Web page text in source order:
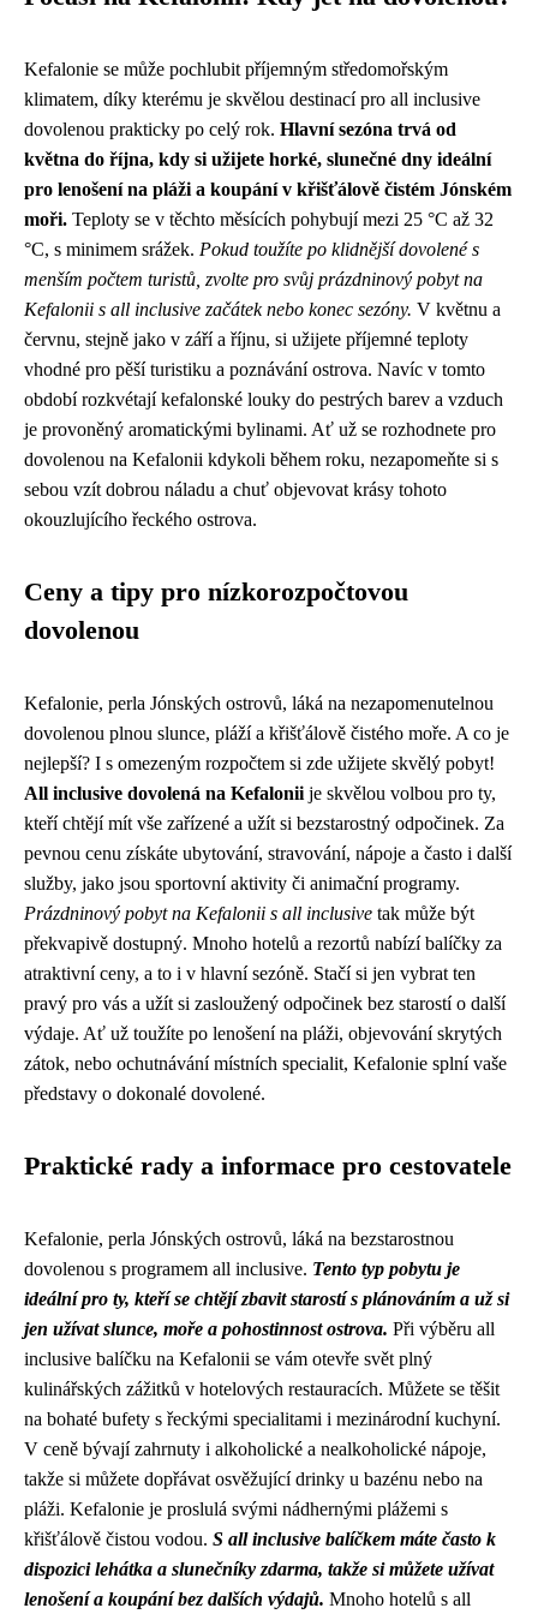
Kefalonie se může pochlubit příjemným středomořským
klimatem, díky kterému je skvělou destinací pro all inclusive
dovolenou prakticky po celý rok. Hlavní sezóna trvá od
května do října, kdy si užijete horké, slunečné dny ideální
pro lenošení na pláži a koupání v křišťálově čistém Jónském
moři. Teploty se v těchto měsících pohybují mezi 25 °C až 32
°C, s minimem srážek. Pokud toužíte po klidnější dovolené s
menším počtem turistů, zvolte pro svůj prázdninový pobyt na
Kefalonii s all inclusive začátek nebo konec sezóny. V květnu a
červnu, stejně jako v září a říjnu, si užijete příjemné teploty
vhodné pro pěší turistiku a poznávání ostrova. Navíc v tomto
období rozkvétají kefalonské louky do pestrých barev a vzduch
je provoněný aromatickými bylinami. Ať už se rozhodnete pro
dovolenou na Kefalonii kdykoli během roku, nezapomeňte si s
sebou vzít dobrou náladu a chuť objevovat krásy tohoto
okouzlujícího řeckého ostrova.
Ceny a tipy pro nízkorozpočtovou
dovolenou
Kefalonie, perla Jónských ostrovů, láká na nezapomenutelnou
dovolenou plnou slunce, pláží a křišťálově čistého moře. A co je
nejlepší? I s omezeným rozpočtem si zde užijete skvělý pobyt!
All inclusive dovolená na Kefalonii je skvělou volbou pro ty,
kteří chtějí mít vše zařízené a užít si bezstarostný odpočinek. Za
pevnou cenu získáte ubytování, stravování, nápoje a často i další
služby, jako jsou sportovní aktivity či animační programy.
Prázdninový pobyt na Kefalonii s all inclusive tak může být
překvapivě dostupný. Mnoho hotelů a rezortů nabízí balíčky za
atraktivní ceny, a to i v hlavní sezóně. Stačí si jen vybrat ten
pravý pro vás a užít si zasloužený odpočinek bez starostí o další
výdaje. Ať už toužíte po lenošení na pláži, objevování skrytých
zátok, nebo ochutnávání místních specialit, Kefalonie splní vaše
představy o dokonalé dovolené.
Praktické rady a informace pro cestovatele
Kefalonie, perla Jónských ostrovů, láká na bezstarostnou
dovolenou s programem all inclusive. Tento typ pobytu je
ideální pro ty, kteří se chtějí zbavit starostí s plánováním a už si
jen užívat slunce, moře a pohostinnost ostrova. Při výběru all
inclusive balíčku na Kefalonii se vám otevře svět plný
kulinářských zážitků v hotelových restauracích. Můžete se těšit
na bohaté bufety s řeckými specialitami i mezinárodní kuchyní.
V ceně bývají zahrnuty i alkoholické a nealkoholické nápoje,
takže si můžete dopřávat osvěžující drinky u bazénu nebo na
pláži. Kefalonie je proslulá svými nádhernými plážemi s
křišťálově čistou vodou. S all inclusive balíčkem máte často k
dispozici lehátka a slunečníky zdarma, takže si můžete užívat
lenošení a koupání bez dalších výdajů. Mnoho hotelů s all